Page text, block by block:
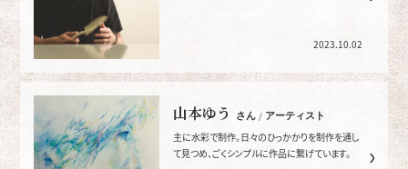
2023.10.02
山本ゆう さん / アーティスト
主に水彩で制作。日々のひっかかりを制作を通し
て見つめ、ごくシンプルに作品に繋げています。